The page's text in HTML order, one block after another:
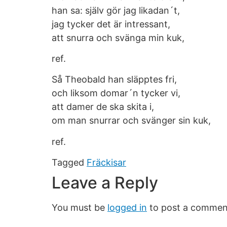
han sa: själv gör jag likadan´t,
jag tycker det är intressant,
att snurra och svänga min kuk,
ref.
Så Theobald han släpptes fri,
och liksom domar´n tycker vi,
att damer de ska skita i,
om man snurrar och svänger sin kuk,
ref.
Tagged Fräckisar
Leave a Reply
You must be logged in to post a